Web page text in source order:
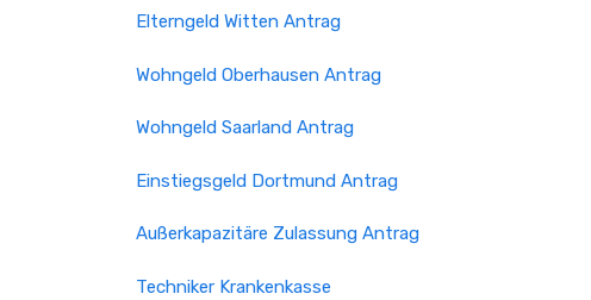
Elterngeld Witten Antrag
Wohngeld Oberhausen Antrag
Wohngeld Saarland Antrag
Einstiegsgeld Dortmund Antrag
Außerkapazitäre Zulassung Antrag
Techniker Krankenkasse